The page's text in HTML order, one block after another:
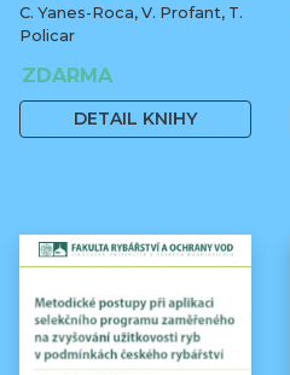
C. Yanes-Roca, V. Profant, T.
Policar
ZDARMA
DETAIL KNIHY